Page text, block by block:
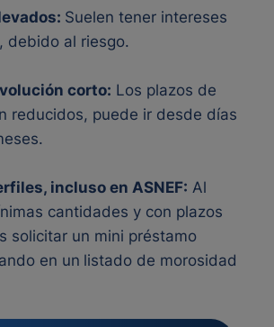
Suelen tener intereses
debido al riesgo.
corto: Los plazos de
reducidos, puede ir desde días
incluso en ASNEF: Al
cantidades y con plazos
solicitar un mini préstamo
en un listado de morosidad